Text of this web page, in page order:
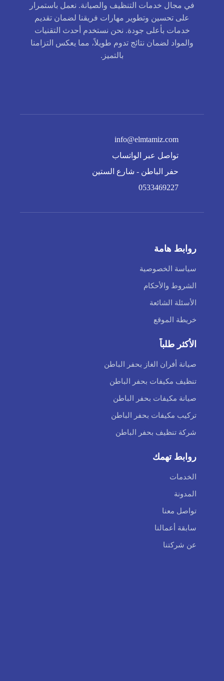
في مجال خدمات التنظيف والصيانة. نعمل باستمرار
على تحسين وتطوير مهارات فريقنا لضمان تقديم
خدمات بأعلى جودة. نحن نستخدم أحدث التقنيات
والمواد لضمان نتائج تدوم طويلاً، مما يعكس التزامنا
بالتميز.
info@elmtamiz.com
تواصل عبر الواتساب
حفر الباطن - شارع الستين
0533469227
روابط هامة
سياسة الخصوصية
الشروط والأحكام
الأسئلة الشائعة
خريطة الموقع
الأكثر طلباً
صيانة أفران الغاز بحفر الباطن
تنظيف مكيفات بحفر الباطن
صيانة مكيفات بحفر الباطن
تركيب مكيفات بحفر الباطن
شركة تنظيف بحفر الباطن
روابط تهمك
الخدمات
المدونة
تواصل معنا
سابقة أعمالنا
عن شركتنا